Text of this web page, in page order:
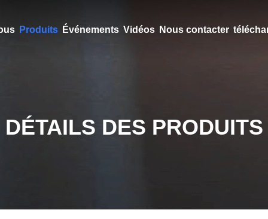
Produits Événements Vidéos Nous contacter
DÉTAILS DES PRODUITS